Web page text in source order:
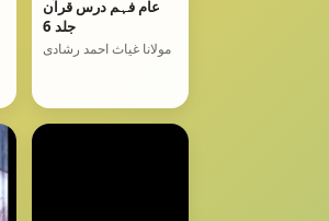
عام فہم درس قرآن
جلد 6
مولانا غیاث احمد رشادی